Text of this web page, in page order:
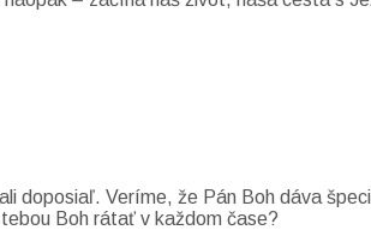
doposiaľ. Veríme, že Pán Boh dáva
Boh rátať v každom čase?